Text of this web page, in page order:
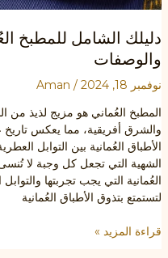
دليلك الشامل للمطبخ
والوصفات
نوفمبر 18, 2024 /
Aman
المطبخ العُماني هو مزيج لذيذ من
والشرق أفريقية، مما يعكس
الأطباق العُمانية بين التوابل
الشهية التي تجعل كل وجبة لا
العُمانية التي يجب تجربتها
لتستمتع بتذوق الأطباق العُمانية
دليلك
قراءة المزيد »